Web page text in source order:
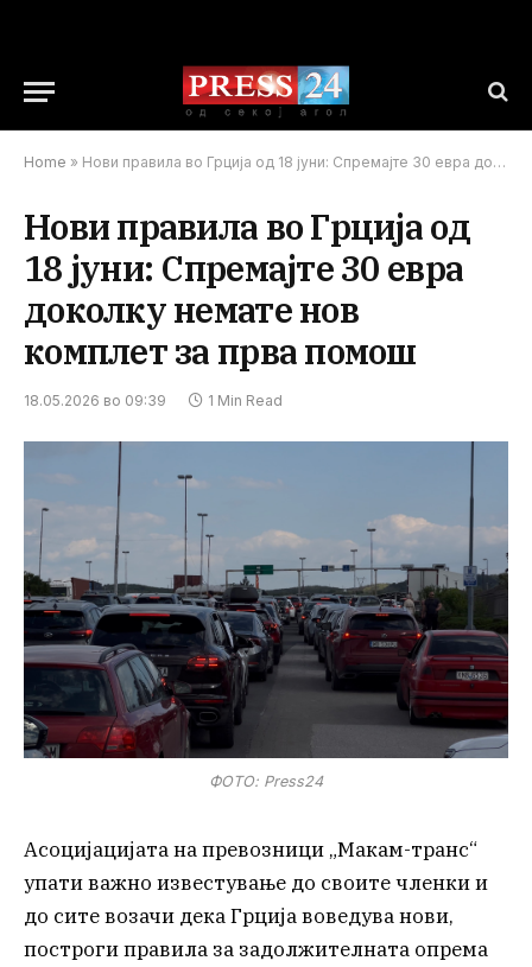
Home » Нови правила во Грција од 18 јуни: Спремајте 30 евра доколку немате нов комплет за прва помош
Нови правила во Грција од
18 јуни: Спремајте 30 евра
доколку немате нов
комплет за прва помош
18.05.2026 во 09:39 1 Min Read
ФОТО: Press24
Асоцијацијата на превозници „Макам-транс“
упати важно известување до своите членки и
до сите возачи дека Грција воведува нови,
построги правила за задолжителната опрема